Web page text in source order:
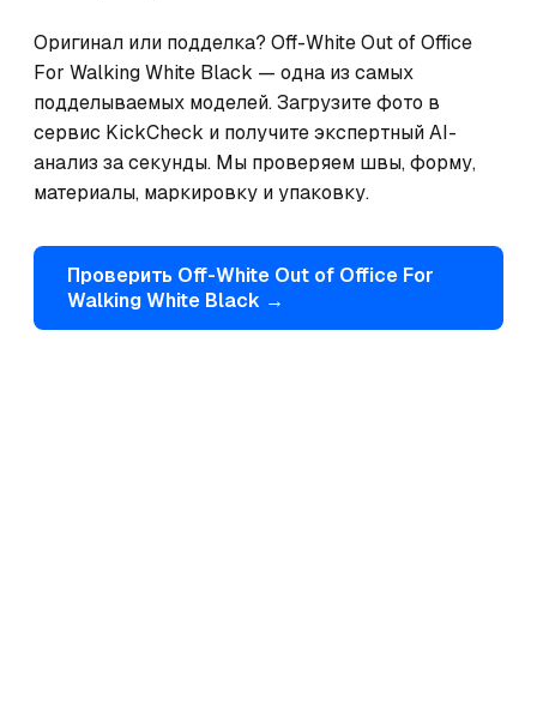
Оригинал или подделка? Off-White Out of Office
For Walking White Black — одна из самых
подделываемых моделей. Загрузите фото в
сервис KickCheck и получите экспертный AI-
анализ за секунды. Мы проверяем швы, форму,
материалы, маркировку и упаковку.
Проверить Off-White Out of Office For
Walking White Black →